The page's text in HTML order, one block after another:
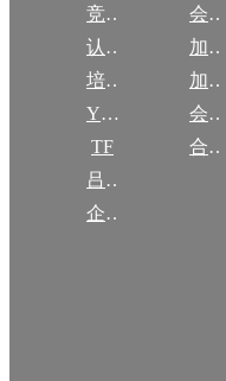
竞赛
认证
培训
YOCSEF
TF
吕梁振兴
企智会
会员权益
加入CCF
加入CCF
会员交费
合作伙伴